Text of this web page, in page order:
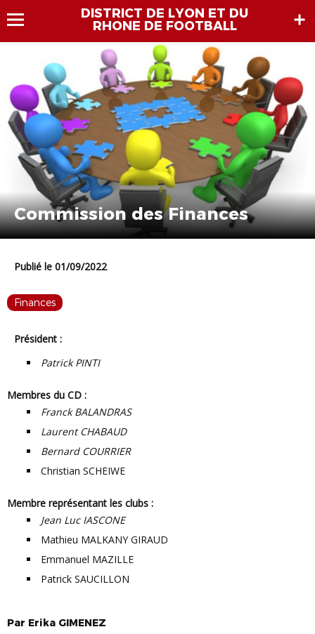
DISTRICT DE LYON ET DU
RHONE DE FOOTBALL
Commission des Finances
Publié le 01/09/2022
Finances
Président :
Patrick PINTI
Membres du CD :
Franck BALANDRAS
Laurent CHABAUD
Bernard COURRIER
Christian SCHEIWE
Membre représentant les clubs :
Jean Luc IASCONE
Mathieu MALKANY GIRAUD
Emmanuel MAZILLE
Patrick SAUCILLON
Par Erika GIMENEZ